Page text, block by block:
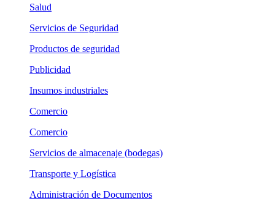
Salud
Servicios de Seguridad
Productos de seguridad
Publicidad
Insumos industriales
Comercio
Comercio
Servicios de almacenaje (bodegas)
Transporte y Logística
Administración de Documentos